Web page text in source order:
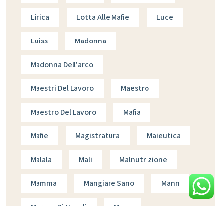
Lirica Lotta Alle Mafie Luce
Luiss Madonna
Madonna Dell'arco
Maestri Del Lavoro Maestro
Maestro Del Lavoro Mafia
Mafie Magistratura Maieutica
Malala Mali Malnutrizione
Mamma Mangiare Sano Mann